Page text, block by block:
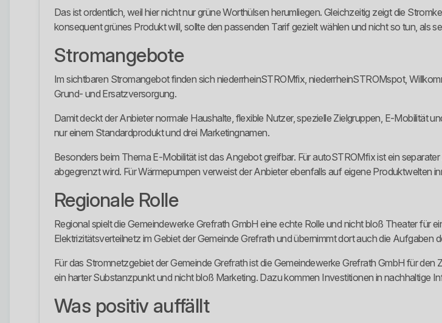
Das ist ordentlich, weil hier nicht nur grüne Worthülsen herumliegen. Gleichzeitig zeigt die
konsequent grünes Produkt will, sollte den passenden Tarif gezielt wählen und nicht so tun, als
Stromangebote
Im sichtbaren Stromangebot finden sich niederrheinSTROMfix, niederrheinSTROMspot,
Grund- und Ersatzversorgung.
Damit deckt der Anbieter normale Haushalte, flexible Nutzer, spezielle Zielgruppen, E-Mobilität
nur einem Standardprodukt und drei Marketingnamen.
Besonders beim Thema E-Mobilität ist das Angebot greifbar. Für autoSTROMfix ist ein
abgegrenzt wird. Für Wärmepumpen verweist der Anbieter ebenfalls auf eigene Produktwelten
Regionale Rolle
Regional spielt die Gemeindewerke Grefrath GmbH eine echte Rolle und nicht bloß Theater für
Elektrizitätsverteilnetz im Gebiet der Gemeinde Grefrath und übernimmt dort auch die Aufgaben
Für das Stromnetzgebiet der Gemeinde Grefrath ist die Gemeindewerke Grefrath GmbH für
ein harter Substanzpunkt und nicht bloß Marketing. Dazu kommen Investitionen in nachhaltige
Was positiv auffällt